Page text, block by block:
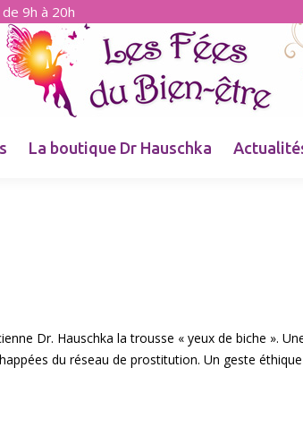
9h à 20h
La boutique Dr Hauschka
Dr. Hauschka la trousse « yeux de biche ».
du réseau de prostitution. Un geste